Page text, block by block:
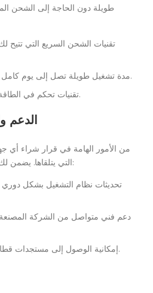
طويلة دون الحاجة إلى الشحن
تقنيات الشحن السريع التي تتيح
مدة تشغيل طويلة تصل إلى يوم كامل من الاستخدام العادي.
تقنيات تحكم في الطاقة لحماية عمر البطارية.
الدعم
من الأمور الهامة في قرار شراء أي
التي يتلقاها. يضمن لك وان اكس بت الحصول على:
تحديثات نظام التشغيل بشكل دوري
دعم فني متواصل من الشركة
إمكانية الوصول إلى مستجدات قطاع التقنية بشكل سريع.